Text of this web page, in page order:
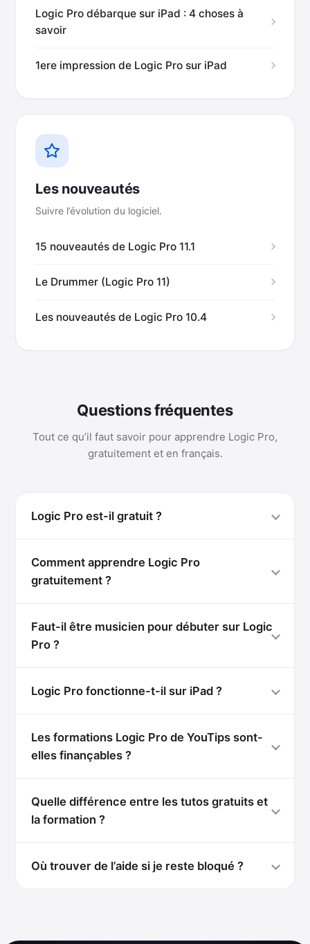
Logic Pro débarque sur iPad : 4 choses à
savoir
1ere impression de Logic Pro sur iPad
Les nouveautés
Suivre l’évolution du logiciel.
15 nouveautés de Logic Pro 11.1
Le Drummer (Logic Pro 11)
Les nouveautés de Logic Pro 10.4
Questions fréquentes
Tout ce qu’il faut savoir pour apprendre Logic Pro,
gratuitement et en français.
Logic Pro est-il gratuit ?
Comment apprendre Logic Pro
gratuitement ?
Faut-il être musicien pour débuter sur Logic
Pro ?
Logic Pro fonctionne-t-il sur iPad ?
Les formations Logic Pro de YouTips sont-
elles finançables ?
Quelle différence entre les tutos gratuits et
la formation ?
Où trouver de l’aide si je reste bloqué ?